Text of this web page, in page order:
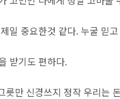
일 중요한것 같다. 누굴 믿
받기도 편하다.
만 신경쓰지 정작 우리는